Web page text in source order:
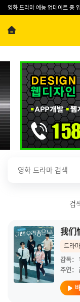
영화 드라마 예능 업데이트 중
검
我们
드라마
감독：
주연：